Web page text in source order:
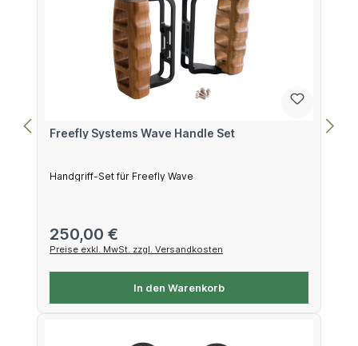
Freefly Systems Wave Handle Set
Handgriff-Set für Freefly Wave
Regulärer Preis:
250,00 €
Preise exkl. MwSt. zzgl. Versandkosten
In den Warenkorb